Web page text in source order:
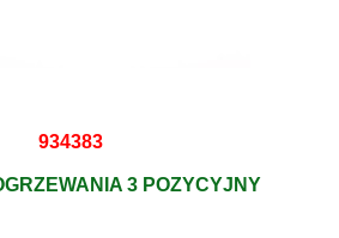
934383
3 POZYCYJNY